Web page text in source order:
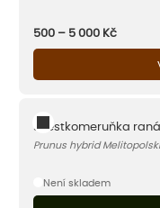
500 – 5 000 Kč
Švestkomeruňka
Prunus hybrid
Není skladem